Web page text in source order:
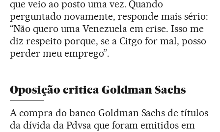
que veio ao posto uma vez. Quando
perguntado novamente, responde mais sério:
“Não quero uma Venezuela em crise. Isso me
diz respeito porque, se a Citgo for mal, posso
perder meu emprego”.
Oposição critica Goldman Sachs
A compra do banco Goldman Sachs de títulos
da dívida da Pdvsa que foram emitidos em